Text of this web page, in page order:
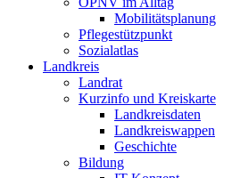
Mobilitätsplanung
Pflegestützpunkt
Sozialatlas
Landkreis
Landrat
Kurzinfo und Kreiskarte
Landkreisdaten
Landkreiswappen
Geschichte
Bildung